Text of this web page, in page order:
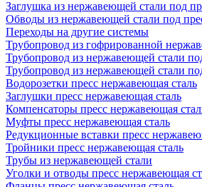
Заглушка из нержавеющей стали под
Обводы из нержавеющей стали под
Переходы на другие системы
Трубопровод из гофрированной
Трубопровод из нержавеющей стали
Трубопровод из нержавеющей стали
Водорозетки пресс нержавеющая сталь
Заглушки пресс нержавеющая сталь
Компенсаторы пресс нержавеющая
Муфты пресс нержавеющая сталь
Редукционные вставки пресс
Тройники пресс нержавеющая сталь
Трубы из нержавеющей стали
Уголки и отводы пресс нержавеющая